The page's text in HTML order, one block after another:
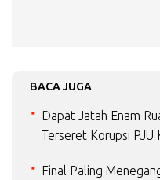
BACA JUGA
Dapat Jatah Enam
Terseret Korupsi PJU
Final Paling